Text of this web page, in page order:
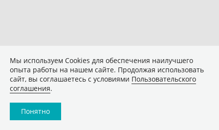
Мы используем Сookies для обеспечения наилучшего
опыта работы на нашем сайте. Продолжая использовать
сайт, вы соглашаетесь с условиями Пользовательского
соглашения.
Понятно